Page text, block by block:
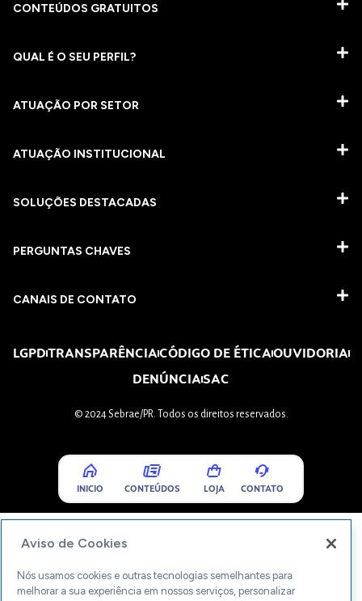
CONTEÚDOS GRATUITOS
QUAL É O SEU PERFIL?
ATUAÇÃO POR SETOR
ATUAÇÃO INSTITUCIONAL
SOLUÇÕES DESTACADAS
PERGUNTAS CHAVES​
CANAIS DE CONTATO
LGPDTRANSPARÊNCIACÓDIGO DE ÉTICAOUVIDORIA
DENÚNCIASAC
© 2024 Sebrae/PR. Todos os direitos reservados.
INICIO CONTEÚDOS LOJA CONTATO
Aviso de Cookies
Nós usamos cookies e outras tecnologias semelhantes para
melhorar a sua experiência em nossos serviços, personalizar